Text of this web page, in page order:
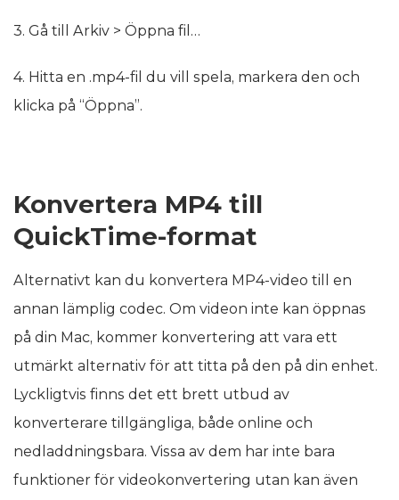
3. Gå till Arkiv > Öppna fil…
4. Hitta en .mp4-fil du vill spela, markera den och
klicka på “Öppna”.
Konvertera MP4 till
QuickTime-format
Alternativt kan du konvertera MP4-video till en
annan lämplig codec. Om videon inte kan öppnas
på din Mac, kommer konvertering att vara ett
utmärkt alternativ för att titta på den på din enhet.
Lyckligtvis finns det ett brett utbud av
konverterare tillgängliga, både online och
nedladdningsbara. Vissa av dem har inte bara
funktioner för videokonvertering utan kan även